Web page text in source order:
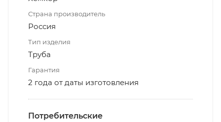
Страна производитель
Россия
Тип изделия
Труба
Гарантия
2 года от даты изготовления
Потребительские